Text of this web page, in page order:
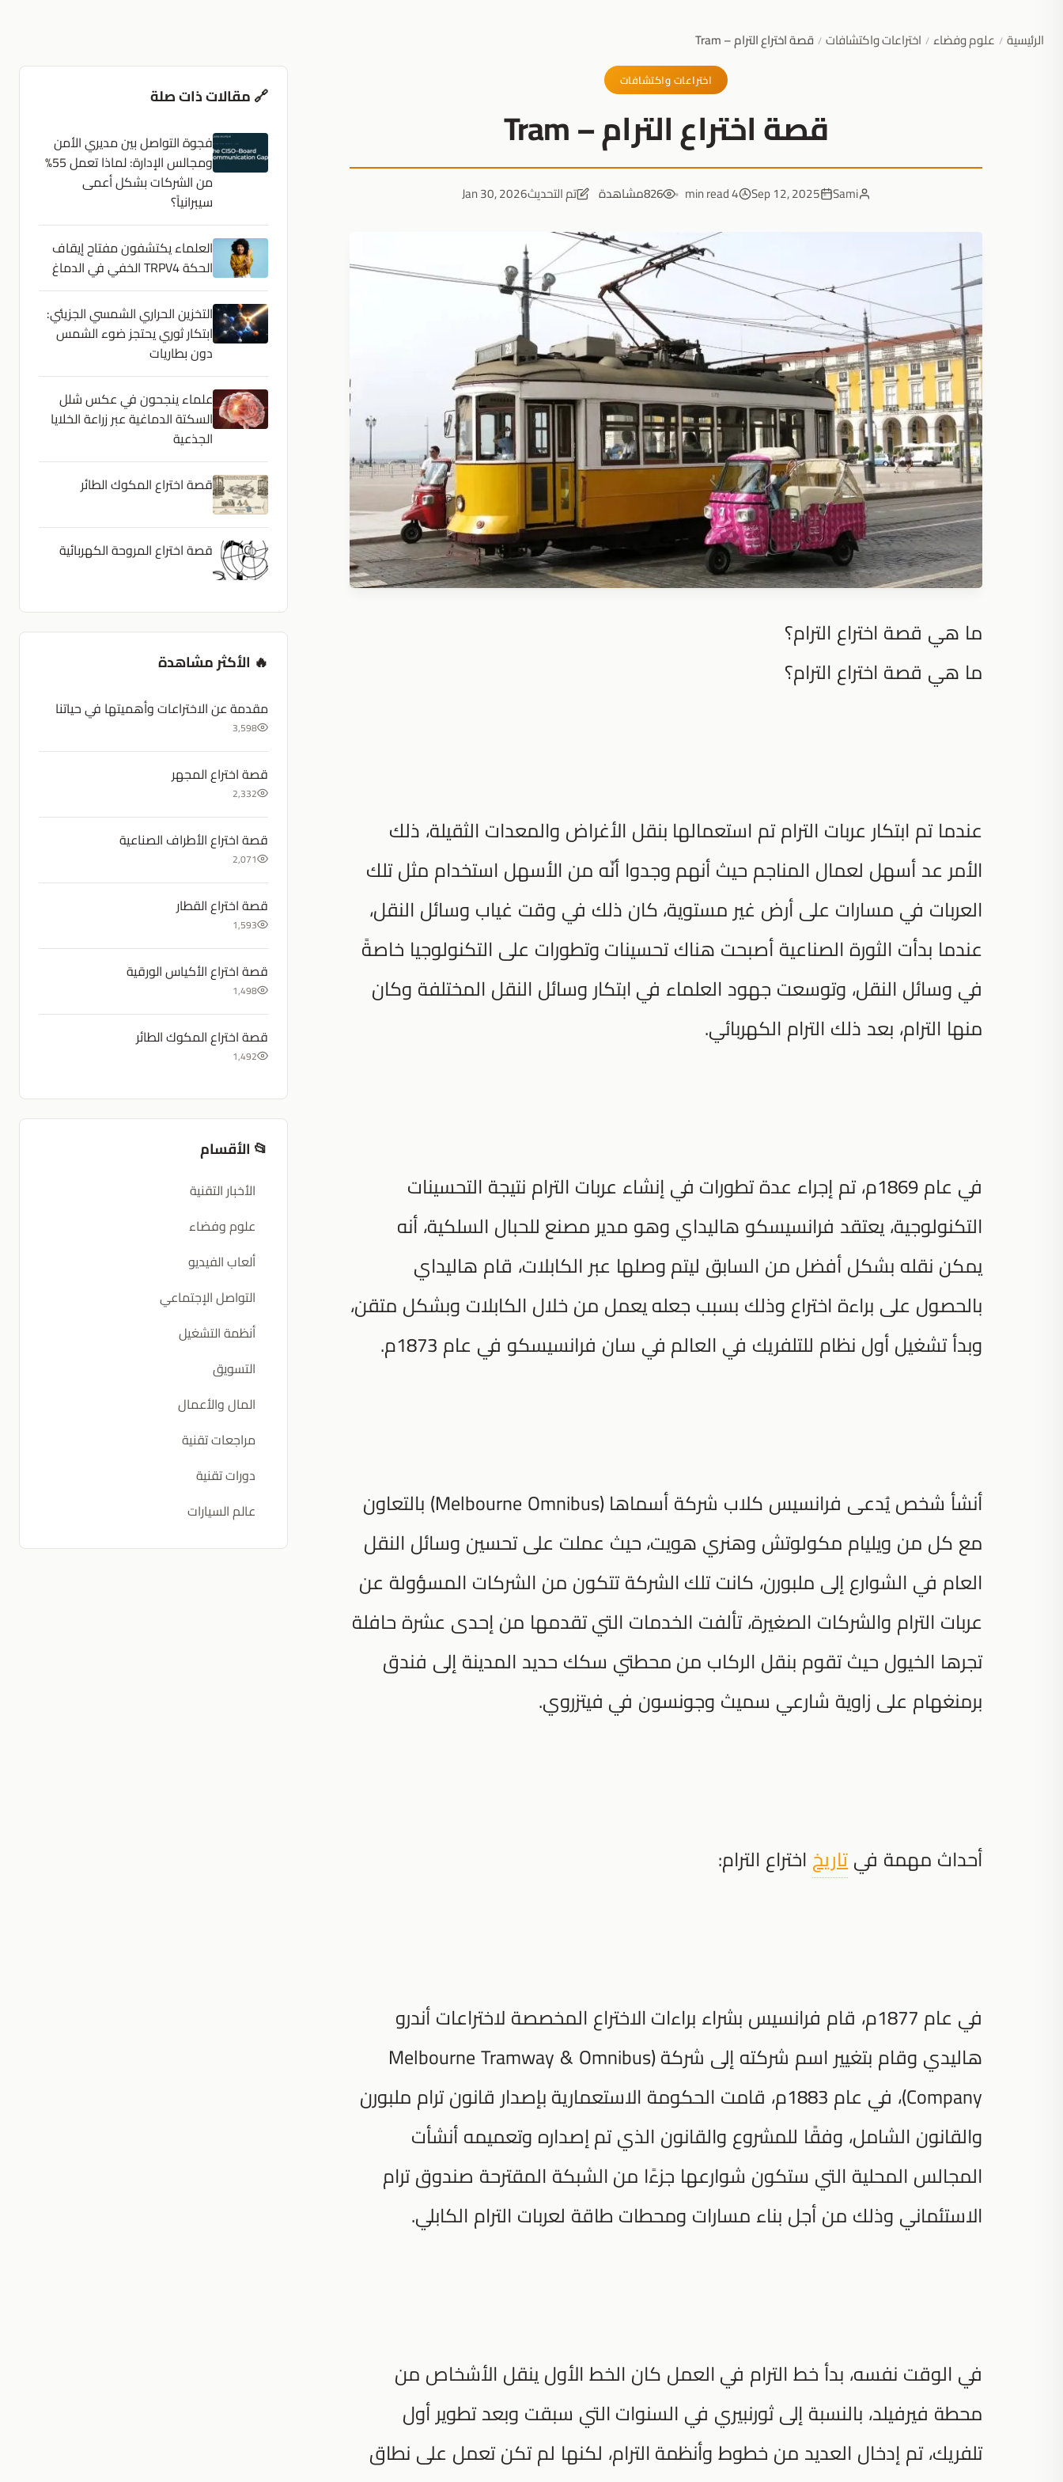
الرئيسية / علوم وفضاء / اختراعات واكتشافات / قصة اختراع الترام – Tram
اختراعات واكتشافات
قصة اختراع الترام – Tram
Sami
Sep 12, 2025
4 min read
826مشاهدة تم التحديثJan 30, 2026
ما هي قصة اختراع الترام؟
ما هي قصة اختراع الترام؟
عندما تم ابتكار عربات الترام تم استعمالها بنقل الأغراض والمعدات الثقيلة، ذلك
الأمر عد أسهل لعمال المناجم حيث أنهم وجدوا أنّه من الأسهل استخدام مثل تلك
العربات في مسارات على أرض غير مستوية، كان ذلك في وقت غياب وسائل النقل،
عندما بدأت الثورة الصناعية أصبحت هناك تحسينات وتطورات على التكنولوجيا خاصةً
في وسائل النقل، وتوسعت جهود العلماء في ابتكار وسائل النقل المختلفة وكان
منها الترام، بعد ذلك الترام الكهربائي.
في عام 1869م، تم إجراء عدة تطورات في إنشاء عربات الترام نتيجة التحسينات
التكنولوجية، يعتقد فرانسيسكو هاليداي وهو مدير مصنع للحبال السلكية، أنه
يمكن نقله بشكل أفضل من السابق ليتم وصلها عبر الكابلات، قام هاليداي
بالحصول على براءة اختراع وذلك بسبب جعله يعمل من خلال الكابلات وبشكل متقن،
وبدأ تشغيل أول نظام للتلفريك في العالم في سان فرانسيسكو في عام 1873م.
أنشأ شخص يُدعى فرانسيس كلاب شركة أسماها (Melbourne Omnibus) بالتعاون
مع كل من ويليام مكولوتش وهنري هويت، حيث عملت على تحسين وسائل النقل
العام في الشوارع إلى ملبورن، كانت تلك الشركة تتكون من الشركات المسؤولة عن
عربات الترام والشركات الصغيرة، تألفت الخدمات التي تقدمها من إحدى عشرة حافلة
تجرها الخيول حيث تقوم بنقل الركاب من محطتي سكك حديد المدينة إلى فندق
برمنغهام على زاوية شارعي سميث وجونسون في فيتزروي.
أحداث مهمة فيتاريخ اختراع الترام:
في عام 1877م، قام فرانسيس بشراء براءات الاختراع المخصصة لاختراعات أندرو
هاليدي وقام بتغيير اسم شركته إلى شركة (Melbourne Tramway & Omnibus
Company)، في عام 1883م، قامت الحكومة الاستعمارية بإصدار قانون ترام ملبورن
والقانون الشامل، وفقًا للمشروع والقانون الذي تم إصداره وتعميمه أنشأت
المجالس المحلية التي ستكون شوارعها جزءًا من الشبكة المقترحة صندوق ترام
الاستئماني وذلك من أجل بناء مسارات ومحطات طاقة لعربات الترام الكابلي.
في الوقت نفسه، بدأ خط الترام في العمل كان الخط الأول ينقل الأشخاص من
محطة فيرفيلد، بالنسبة إلى ثورنبيري في السنوات التي سبقت وبعد تطوير أول
تلفريك، تم إدخال العديد من خطوط وأنظمة الترام، لكنها لم تكن تعمل على نطاق
🔗 مقالات ذات صلة
فجوة التواصل بين مديري الأمن
ومجالس الإدارة: لماذا تعمل 55%
من الشركات بشكل أعمى
سيبرانياً؟
العلماء يكتشفون مفتاح إيقاف
الحكة TRPV4 الخفي في الدماغ
التخزين الحراري الشمسي الجزيئي:
ابتكار ثوري يحتجز ضوء الشمس
دون بطاريات
علماء ينجحون في عكس شلل
السكتة الدماغية عبر زراعة الخلايا
الجذعية
قصة اختراع المكوك الطائر
قصة اختراع المروحة الكهربائية
🔥 الأكثر مشاهدة
مقدمة عن الاختراعات وأهميتها في حياتنا
3,598
قصة اختراع المجهر
2,332
قصة اختراع الأطراف الصناعية
2,071
قصة اختراع القطار
1,593
قصة اختراع الأكياس الورقية
1,498
قصة اختراع المكوك الطائر
1,492
📂 الأقسام
الأخبار التقنية
علوم وفضاء
ألعاب الفيديو
التواصل الإجتماعي
أنظمة التشغيل
التسويق
المال والأعمال
مراجعات تقنية
دورات تقنية
عالم السيارات